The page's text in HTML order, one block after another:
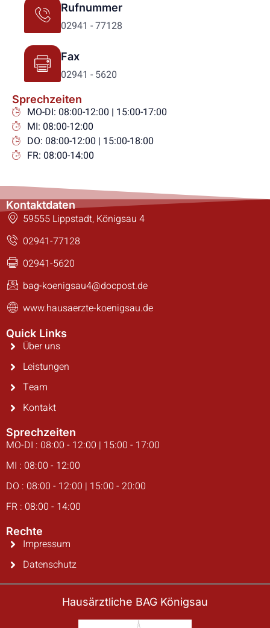
Rufnummer
02941 - 77128
Fax
02941 - 5620
Sprechzeiten
MO-DI: 08:00-12:00 | 15:00-17:00
MI: 08:00-12:00
DO: 08:00-12:00 | 15:00-18:00
FR: 08:00-14:00
Kontaktdaten
59555 Lippstadt, Königsau 4
02941-77128
02941-5620
bag-koenigsau4@docpost.de
www.hausaerzte-koenigsau.de
Quick Links
Über uns
Leistungen
Team
Kontakt
Sprechzeiten
MO-DI : 08:00 - 12:00 | 15:00 - 17:00
MI : 08:00 - 12:00
DO : 08:00 - 12:00 | 15:00 - 20:00
FR : 08:00 - 14:00
Rechte
Impressum
Datenschutz
Hausärztliche BAG Königsau